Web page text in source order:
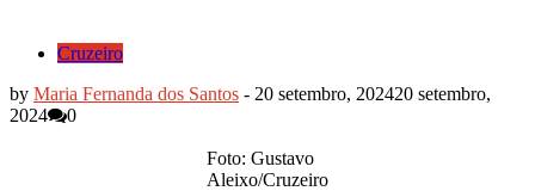
Cruzeiro
by Maria Fernanda dos Santos - 20 setembro, 202420 setembro,
2024
0
Foto: Gustavo
Aleixo/Cruzeiro